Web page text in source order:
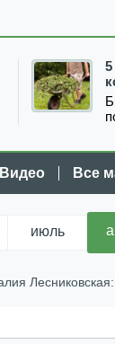
Видео Все
июль